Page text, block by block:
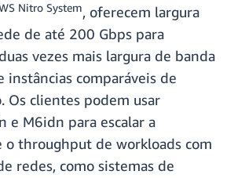
Nitro System, oferecem largura
de até 200 Gbps para
vezes mais largura de banda
instâncias comparáveis de
Os clientes podem usar
e M6idn para escalar a
o throughput de workloads com
redes, como sistemas de